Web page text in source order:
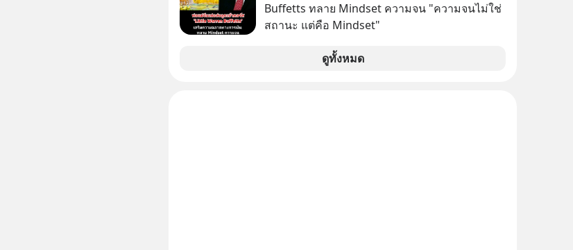
Buffetts ทลาย Mindset ความจน "ความจนไม่ใช่
สถานะ แต่คือ Mindset"
ดูทั้งหมด